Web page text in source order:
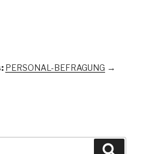
PERSONAL-BEFRAGUNG →